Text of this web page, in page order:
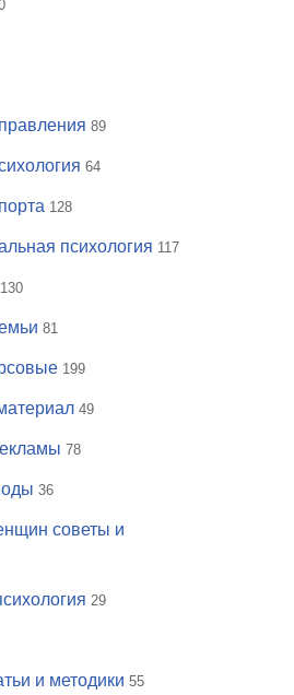
89
64
128
психология 117
130
81
199
49
78
36
советы и
29
и методики 55